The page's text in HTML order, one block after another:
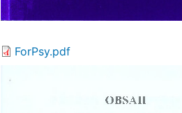
ForPsy.pdf